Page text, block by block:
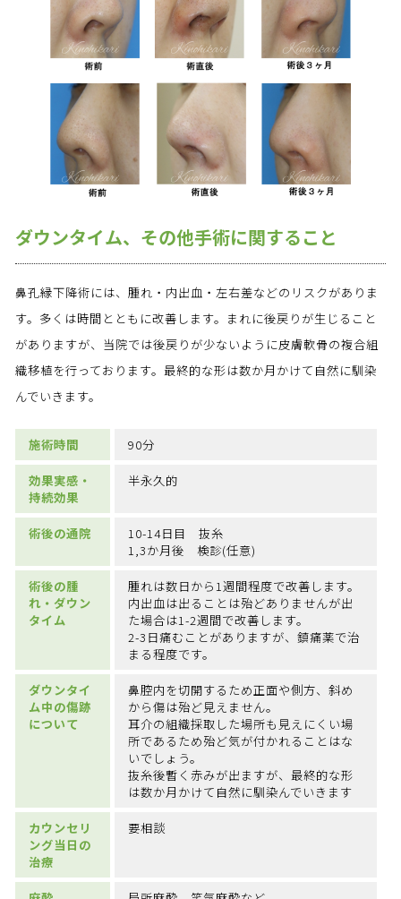
ダウンタイム、その他手術に関すること
鼻孔縁下降術には、腫れ・内出血・左右差などのリスクがありま
す。多くは時間とともに改善します。まれに後戻りが生じること
がありますが、当院では後戻りが少ないように皮膚軟骨の複合組
織移植を行っております。最終的な形は数か月かけて自然に馴染
んでいきます。
施術時間 90分
効果実感・
持続効果
半永久的
術後の通院
10-14日目 抜糸
1,3か月後 検診(任意)
術後の腫
れ・ダウン
タイム
腫れは数日から1週間程度で改善します。
内出血は出ることは殆どありませんが出
た場合は1-2週間で改善します。
2-3日痛むことがありますが、鎮痛薬で治
まる程度です。
ダウンタイ
ム中の傷跡
について
鼻腔内を切開するため正面や側方、斜め
から傷は殆ど見えません。
耳介の組織採取した場所も見えにくい場
所であるため殆ど気が付かれることはな
いでしょう。
抜糸後暫く赤みが出ますが、最終的な形
は数か月かけて自然に馴染んでいきます
カウンセリ
ング当日の
治療
要相談